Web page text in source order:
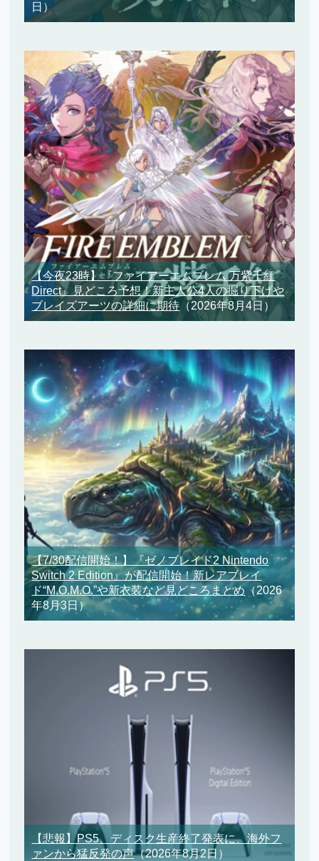
日）
【今夜23時】『ファイアーエムブレム 万紫千紅
Direct』見どころ予想！新主人公4人の掘り下げや
ブレイズアーツの詳細に期待（2026年8月4日）
【7/30配信開始！】『ゼノブレイド2 Nintendo
Switch 2 Edition』が配信開始！新レアブレイ
ド“M.O.M.O.”や新衣装など見どころまとめ（2026
年8月3日）
【悲報】PS5、ディスク生産終了発表に、海外フ
ァンから猛反発の声（2026年8月2日）